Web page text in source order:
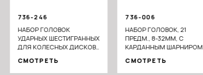
736-246
НАБОР ГОЛОВОК
УДАРНЫХ ШЕСТИГРАННЫХ
ДЛЯ КОЛЕСНЫХ ДИСКОВ
СМОТРЕТЬ
736-006
НАБОР ГОЛОВОК, 21
ПРЕДМ., 8-32ММ, С
КАРДАННЫМ ШАРНИРОМ
СМОТРЕТЬ